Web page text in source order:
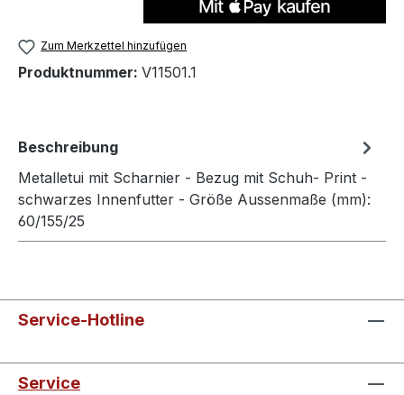
Zum Merkzettel hinzufügen
Produktnummer: V11501.1
Beschreibung
Metalletui mit Scharnier - Bezug mit Schuh- Print -
schwarzes Innenfutter - Größe Aussenmaße (mm):
60/155/25
Service-Hotline
Service